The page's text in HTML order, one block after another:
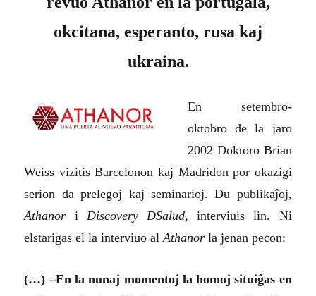
okcitana, esperanto, rusa kaj
ukraina.
En setembro-
oktobro de la jaro
2002 Doktoro Brian
Weiss vizitis Barcelonon kaj Madridon por okazigi
serion da prelegoj kaj seminarioj. Du publikaĵoj,
Athanor i Discovery DSalud, interviuis lin. Ni
elstarigas el la interviuo alAthanorla jenan pecon:
(…) –En la nunaj momentoj la homoj situiĝas en